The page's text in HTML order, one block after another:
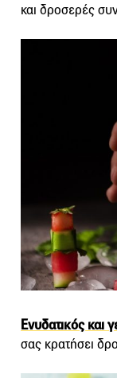
και δροσερές
Ενυδατικός και
σας κρατήσει